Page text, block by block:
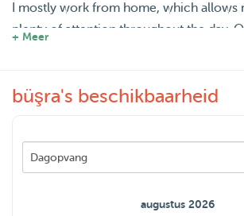
I mostly work from home, which allows
plenty of attention throughout the day.
two hours for walks, bathroom breaks,
can feel comfortable and relaxed. I
routine and personality.
+ Meer
büşra's beschikbaarheid
augustus 2026